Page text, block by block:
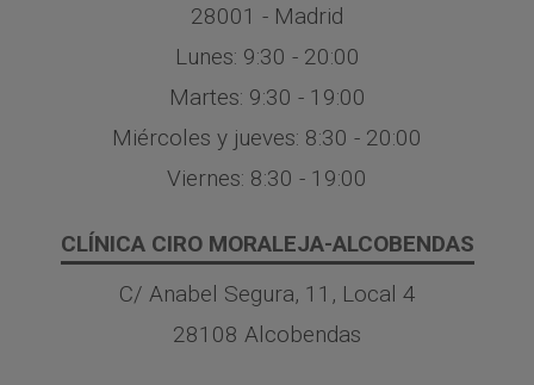
28001 - Madrid
Lunes: 9:30 - 20:00
Martes: 9:30 - 19:00
Miércoles y jueves: 8:30 - 20:00
Viernes: 8:30 - 19:00
CLÍNICA CIRO MORALEJA-ALCOBENDAS
C/ Anabel Segura, 11, Local 4
28108 Alcobendas